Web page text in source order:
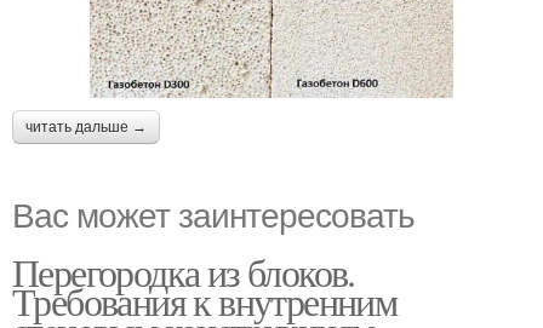
читать дальше →
Вас может заинтересовать
Перегородка из блоков.
Требования к внутренним